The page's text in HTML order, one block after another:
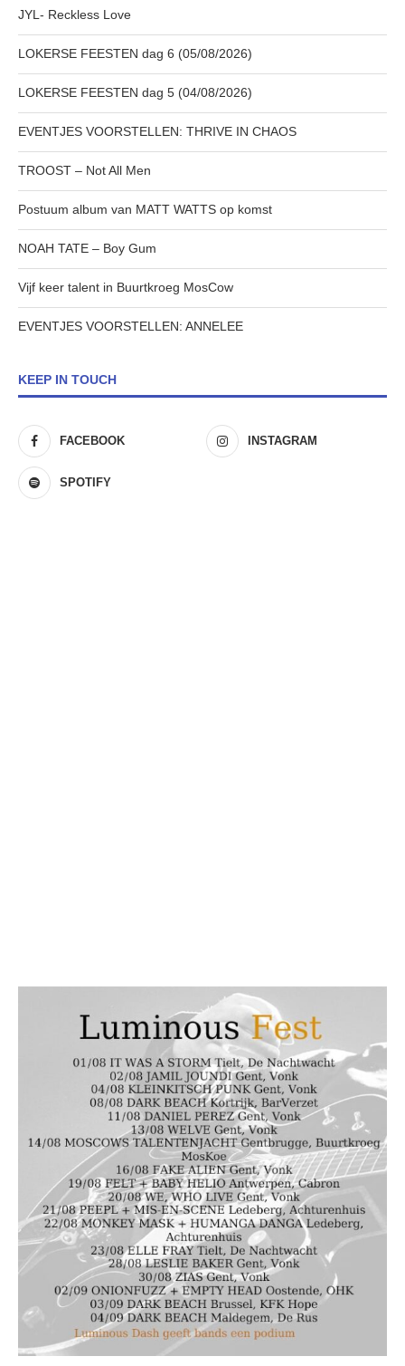
JYL- Reckless Love
LOKERSE FEESTEN dag 6 (05/08/2026)
LOKERSE FEESTEN dag 5 (04/08/2026)
EVENTJES VOORSTELLEN: THRIVE IN CHAOS
TROOST – Not All Men
Postuum album van MATT WATTS op komst
NOAH TATE – Boy Gum
Vijf keer talent in Buurtkroeg MosCow
EVENTJES VOORSTELLEN: ANNELEE
KEEP IN TOUCH
FACEBOOK INSTAGRAM
SPOTIFY